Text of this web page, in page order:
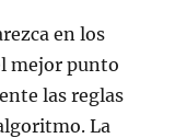
en los
mejor punto
las reglas
La